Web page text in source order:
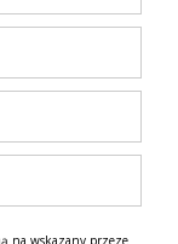
na wskazany przeze